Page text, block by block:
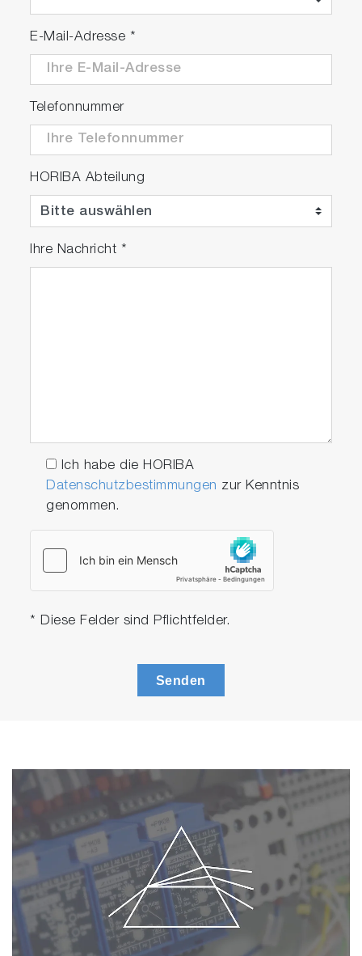
E-Mail-Adresse *
Telefonnummer
HORIBA Abteilung
Ihre Nachricht *
Ich habe die HORIBA
Datenschutzbestimmungen zur Kenntnis
genommen.
* Diese Felder sind Pflichtfelder.
Senden